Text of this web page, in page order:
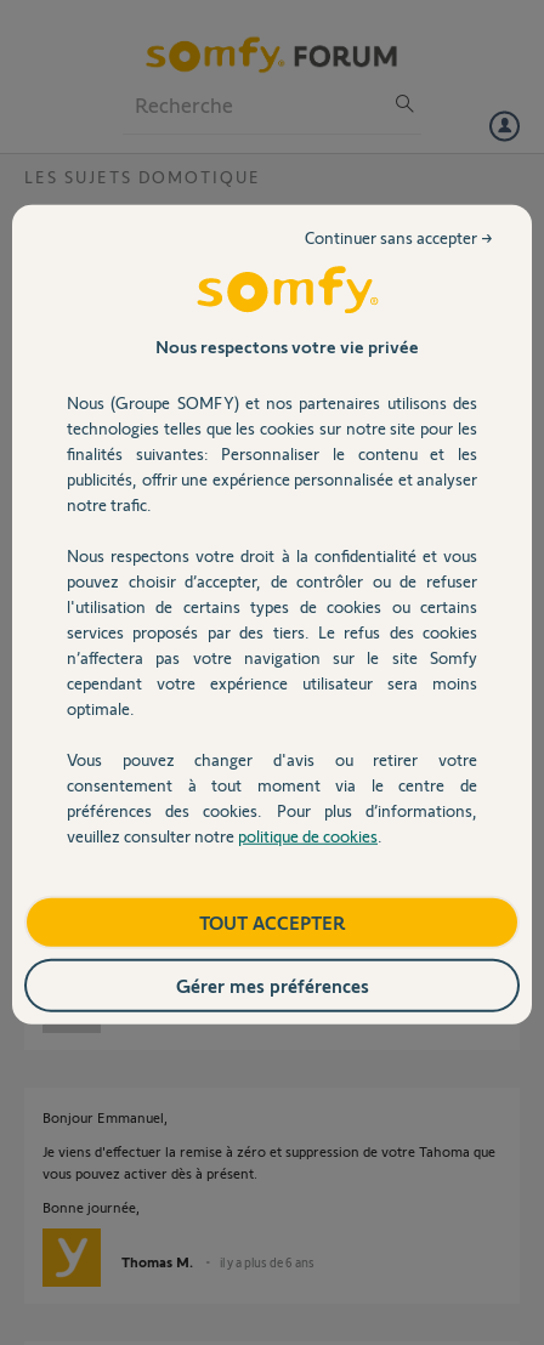
Volet
Sécurité
Domotique
Chauffage
Autres produits
Devis avec un pro
Contact
LES SUJETS DOMOTIQUE
comment réaliser un transfert de compte
box tahoma vers nouveau propriétaire?
la demande via le formulaire ne donne aucun résultat. Seul un
enregistrement de ma demande. L'ancien propriétaire ne reçoit
aucune sollicitation de somfy.
emmanuel D.
il y a plus de 6 ans
Participer au fil de discussion
Réponses
Bonjour Emmanuel
Quand a été rempli le formulaire ?
Laissez le pin du Tahoma ici.
Bonne journée !
Jean-Luc B. il y a plus de 6 ans
le code PIN du tahoma est le 1206-6178-4693.
emmanuel D. il y a plus de 6 ans
Bonjour Emmanuel,
Je viens d'effectuer la remise à zéro et suppression de votre Tahoma que
vous pouvez activer dès à présent.
Bonne journée,
Thomas M. il y a plus de 6 ans
Nous respectons votre vie privée
Nous (Groupe SOMFY) et nos partenaires utilisons des
technologies telles que les cookies sur notre site pour les
finalités suivantes: Personnaliser le contenu et les
publicités, offrir une expérience personnalisée et analyser
notre trafic.
Nous respectons votre droit à la confidentialité et vous
pouvez choisir d’accepter, de contrôler ou de refuser
l'utilisation de certains types de cookies ou certains
services proposés par des tiers. Le refus des cookies
n’affectera pas votre navigation sur le site Somfy
cependant votre expérience utilisateur sera moins
optimale.
Vous pouvez changer d'avis ou retirer votre
consentement à tout moment via le centre de
préférences des cookies. Pour plus d’informations,
veuillez consulter notre politique de cookies
Continuer sans accepter →
TOUT ACCEPTER
Gérer mes préférences